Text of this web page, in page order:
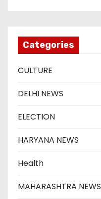
Categories
CULTURE
DELHI NEWS
ELECTION
HARYANA NEWS
Health
MAHARASHTRA NEWS